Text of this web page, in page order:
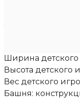
Ширина
Высота
Вес детского
Башня: